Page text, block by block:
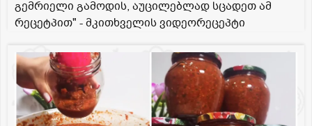
გემრიელი გამოდის, აუცილებლად სცადეთ ამ
რეცეტპით" - მკითხველის ვიდეორეცეპტი